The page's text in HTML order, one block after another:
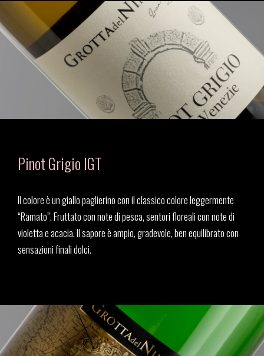
Pinot Grigio IGT
Il colore è un giallo paglierino con il classico colore leggermente
“Ramato”. Fruttato con note di pesca, sentori floreali con note di
violetta e acacia. Il sapore è ampio, gradevole, ben equilibrato con
sensazioni finali dolci.